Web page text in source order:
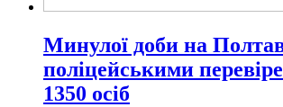
Минулої доби на
поліцейськими
1350 осіб